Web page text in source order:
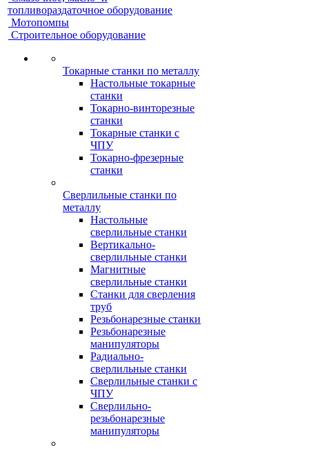
топливораздаточное оборудование
Мотопомпы
Строительное оборудование
Токарные станки по металлу
Настольные токарные
станки
Токарно-винторезные
станки
Токарные станки с
ЧПУ
Токарно-фрезерные
станки
Сверлильные станки по
металлу
Настольные
сверлильные станки
Вертикально-
сверлильные станки
Магнитные
сверлильные станки
Станки для сверления
труб
Резьбонарезные станки
Резьбонарезные
манипуляторы
Радиально-
сверлильные станки
Сверлильные станки с
ЧПУ
Сверлильно-
резьбонарезные
манипуляторы